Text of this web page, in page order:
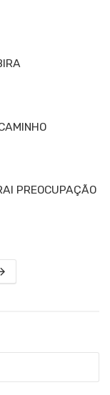
PREOCUPAÇÃO